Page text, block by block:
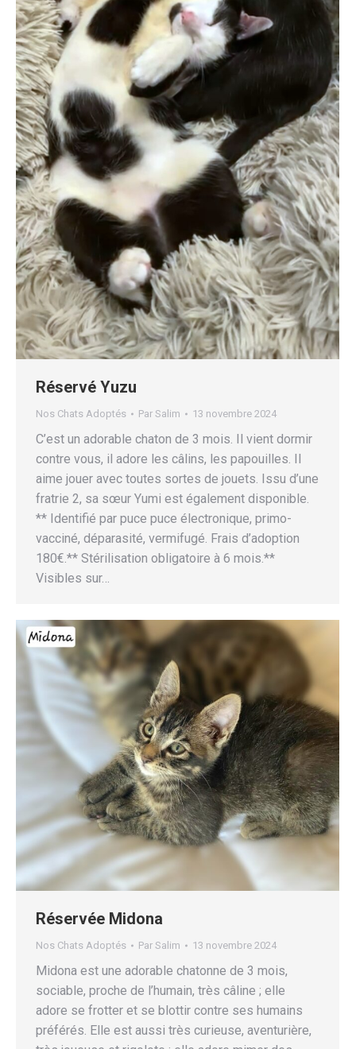
Réservé Yuzu
Nos Chats Adoptés Par Salim 13 novembre 2024
C’est un adorable chaton de 3 mois. Il vient dormir
contre vous, il adore les câlins, les papouilles. Il
aime jouer avec toutes sortes de jouets. Issu d’une
fratrie 2, sa sœur Yumi est également disponible.
** Identifié par puce puce électronique, primo-
vacciné, déparasité, vermifugé. Frais d’adoption
180€.** Stérilisation obligatoire à 6 mois.**
Visibles sur…
Réservée Midona
Nos Chats Adoptés Par Salim 13 novembre 2024
Midona est une adorable chatonne de 3 mois,
sociable, proche de l’humain, très câline ; elle
adore se frotter et se blottir contre ses humains
préférés. Elle est aussi très curieuse, aventurière,